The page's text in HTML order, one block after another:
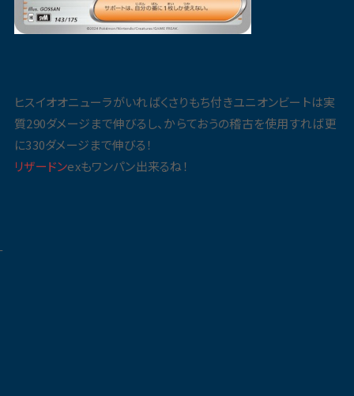
ヒスイオオニューラがいればくさりもち付きユニオンビートは実
質290ダメージまで伸びるし、からておうの稽古を使用すれば更
に330ダメージまで伸びる！
リザードンexもワンパン出来るね！